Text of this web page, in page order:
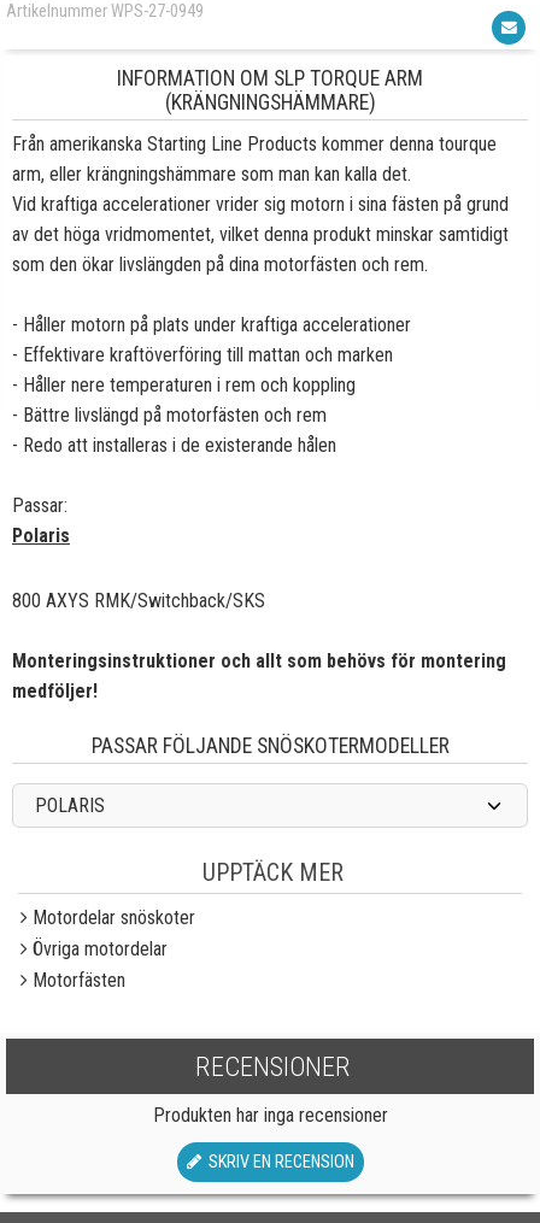
Artikelnummer WPS-27-0949
INFORMATION OM SLP TORQUE ARM
(KRÄNGNINGSHÄMMARE)
Från amerikanska Starting Line Products kommer denna tourque
arm, eller krängningshämmare som man kan kalla det.
Vid kraftiga accelerationer vrider sig motorn i sina fästen på grund
av det höga vridmomentet, vilket denna produkt minskar samtidigt
som den ökar livslängden på dina motorfästen och rem.
- Håller motorn på plats under kraftiga accelerationer
- Effektivare kraftöverföring till mattan och marken
- Håller nere temperaturen i rem och koppling
- Bättre livslängd på motorfästen och rem
- Redo att installeras i de existerande hålen
Passar:
Polaris
800 AXYS RMK/Switchback/SKS
Monteringsinstruktioner och allt som behövs för montering
medföljer!
PASSAR FÖLJANDE SNÖSKOTERMODELLER
POLARIS
UPPTÄCK MER
Motordelar snöskoter
Övriga motordelar
Motorfästen
RECENSIONER
Produkten har inga recensioner
SKRIV EN RECENSION